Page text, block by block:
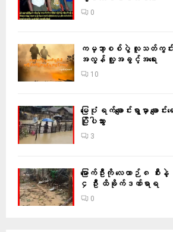
0
ကမ္ဘာ့စစ်ပွဲ လူသတ်ကွ
အလွန် လူ့အခွင့်အရေး
10
မြေပုံ ရက်ချောင်းရွာမှာ ချေ
ပြိုပါသွား
3
မြောက်ဦးကို လေယာဉ် ၈ စီ
၄ ဦး ထိခိုက်ဒဏ်ရာရ
0